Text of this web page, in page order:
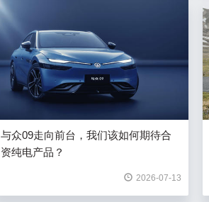
与众09走向前台，我们该如何期待合
资纯电产品？
2026-07-13